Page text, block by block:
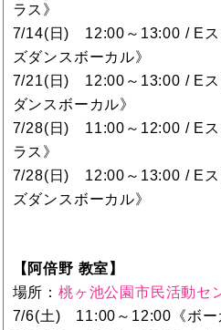
ラス》
7/14(日) 12:00～13:00 / Eス
ズダンスボーカル》
7/21(日) 12:00～13:00 / Eス
ダンスボーカル》
7/28(日) 11:00～12:00 / Eス
ラス》
7/28(日) 12:00～13:00 / Eス
ズダンスボーカル》
【阿倍野 教室】
場所： 桃ヶ池公園市民活動セ
7/6(土) 11:00～12:00《ボー